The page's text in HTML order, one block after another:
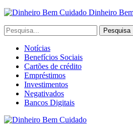
Dinheiro
Notícias
Benefícios Sociais
Cartões de crédito
Empréstimos
Investimentos
Negativados
Bancos Digitais